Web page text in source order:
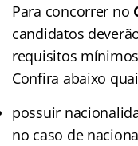
Para concorrer no
candidatos
requisitos
Confira abaixo
possuir
no caso de